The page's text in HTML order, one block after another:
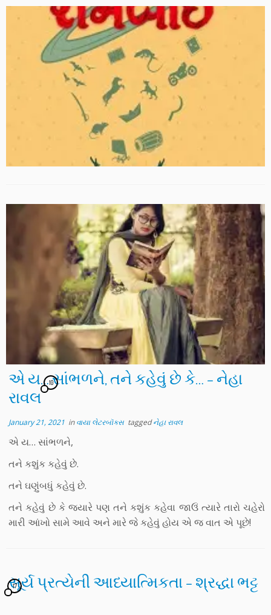
એ ય… સાંભળને, તને કહેવું છે કે… – નેહા
રાવલ
10
January 21, 2021 inવાયા લેટરબૉક્સ taggedનેહા રાવલ
એ ય… સાંભળને,
તને કશુંક કહેવું છે.
તને ઘણુંબધું કહેવું છે.
તને કહેવું છે કે જયારે પણ તને કશુંક કહેવા જાઉં ત્યારે તારો ચહેરો
મારી આંખો સામે આવે અને મારે જે કહેવું હોય એ જ વાત એ પૂછે!
સૂર્ય પ્રત્યેની આધ્યાત્મિકતા – શ્રદ્ધા ભટ્ટ
17